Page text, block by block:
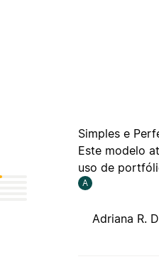
Simples e
Este modelo
uso de
A
Adriana R.